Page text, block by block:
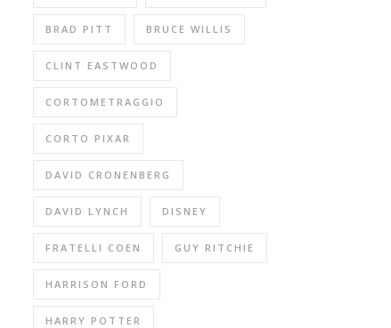
BRAD PITT BRUCE WILLIS
CLINT EASTWOOD
CORTOMETRAGGIO
CORTO PIXAR
DAVID CRONENBERG
DAVID LYNCH DISNEY
FRATELLI COEN GUY RITCHIE
HARRISON FORD
HARRY POTTER